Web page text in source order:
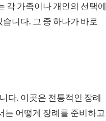
각 가족이나 개인의 선택에
니다. 그 중 하나가 바로
다. 이곳은 전통적인 장례
는 어떻게 장례를 준비하고